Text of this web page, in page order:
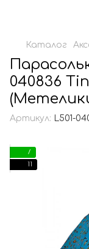
Каталог
040836
Артикул: L501-
7
11